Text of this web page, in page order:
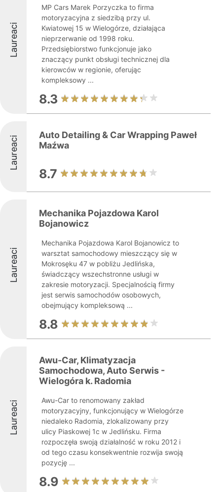
Laureaci
MP Cars Marek Porzyczka to firma
motoryzacyjna z siedzibą przy ul.
Kwiatowej 15 w Wielogórze, działająca
nieprzerwanie od 1998 roku.
Przedsiębiorstwo funkcjonuje jako
znaczący punkt obsługi technicznej dla
kierowców w regionie, oferując
kompleksowy ...
8.3
Laureaci
Auto Detailing & Car Wrapping Paweł
Maźwa
8.7
Laureaci
Mechanika Pojazdowa Karol
Bojanowicz
Mechanika Pojazdowa Karol Bojanowicz to
warsztat samochodowy mieszczący się w
Mokrosęku 47 w pobliżu Jedlińska,
świadczący wszechstronne usługi w
zakresie motoryzacji. Specjalnością firmy
jest serwis samochodów osobowych,
obejmujący kompleksową ...
8.8
Laureaci
Awu-Car, Klimatyzacja
Samochodowa, Auto Serwis -
Wielogóra k. Radomia
Awu-Car to renomowany zakład
motoryzacyjny, funkcjonujący w Wielogórze
niedaleko Radomia, zlokalizowany przy
ulicy Piaskowej 1c w Jedlińsku. Firma
rozpoczęła swoją działalność w roku 2012 i
od tego czasu konsekwentnie rozwija swoją
pozycję ...
8.9